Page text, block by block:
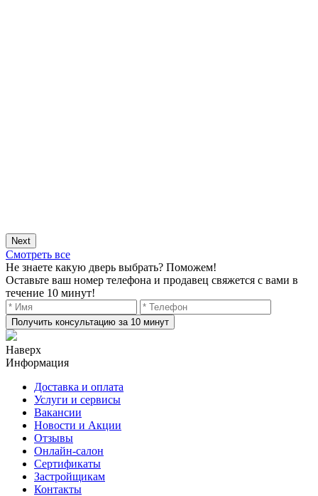
Next
Смотреть все
Не знаете какую дверь выбрать? Поможем!
Оставьте ваш номер телефона и продавец свяжется с вами в
течение 10 минут!
Получить консультацию за 10 минут
Наверх
Информация
Доставка и оплата
Услуги и сервисы
Вакансии
Новости и Акции
Отзывы
Онлайн-салон
Сертификаты
Застройщикам
Контакты